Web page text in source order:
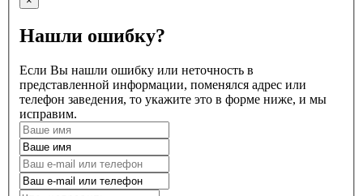
Нашли ошибку?
Если Вы нашли ошибку или неточность в
представленной информации, поменялся адрес или
телефон заведения, то укажите это в форме ниже, и мы
исправим.